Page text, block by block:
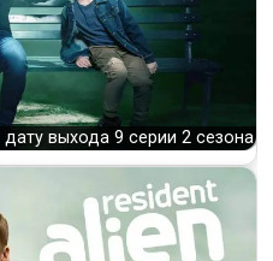
выхода 9 серии 2 сезона